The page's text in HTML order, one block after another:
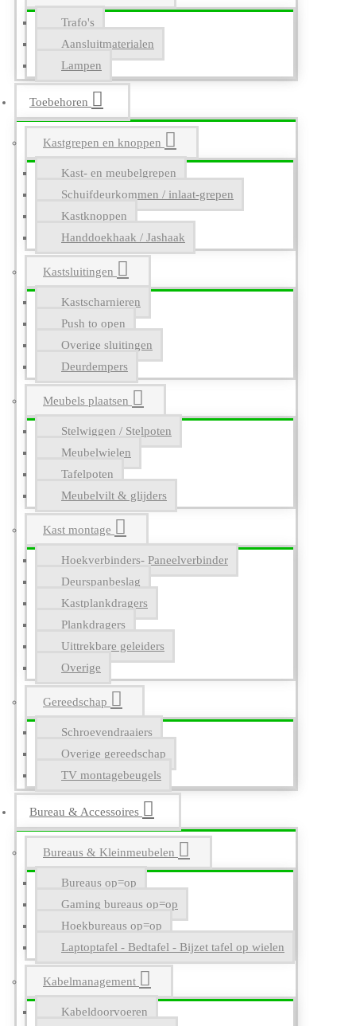
Trafo's
Aansluitmaterialen
Lampen
Toebehoren
Kastgrepen en knoppen
Kast- en meubelgrepen
Schuifdeurkommen / inlaat-grepen
Kastknoppen
Handdoekhaak / Jashaak
Kastsluitingen
Kastscharnieren
Push to open
Overige sluitingen
Deurdempers
Meubels plaatsen
Stelwiggen / Stelpoten
Meubelwielen
Tafelpoten
Meubelvilt & glijders
Kast montage
Hoekverbinders- Paneelverbinder
Deurspanbeslag
Kastplankdragers
Plankdragers
Uittrekbare geleiders
Overige
Gereedschap
Schroevendraaiers
Overige gereedschap
TV montagebeugels
Bureau & Accessoires
Bureaus & Kleinmeubelen
Bureaus op=op
Gaming bureaus op=op
Hoekbureaus op=op
Laptoptafel - Bedtafel - Bijzet tafel op wielen
Kabelmanagement
Kabeldoorvoeren